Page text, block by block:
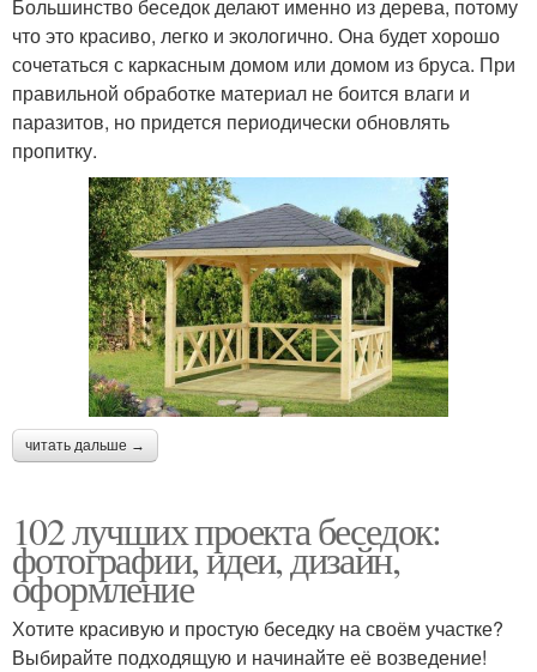
Большинство беседок делают именно из дерева, потому
что это красиво, легко и экологично. Она будет хорошо
сочетаться с каркасным домом или домом из бруса. При
правильной обработке материал не боится влаги и
паразитов, но придется периодически обновлять
пропитку.
читать дальше →
102 лучших проекта беседок:
фотографии, идеи, дизайн,
оформление
Хотите красивую и простую беседку на своём участке?
Выбирайте подходящую и начинайте её возведение!